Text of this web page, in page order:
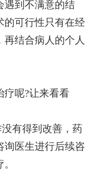
遇到不满意的结
的可行性只有在经
结合病人的个人
疗呢?让来看看
有得到改善，药
询医生进行后续咨